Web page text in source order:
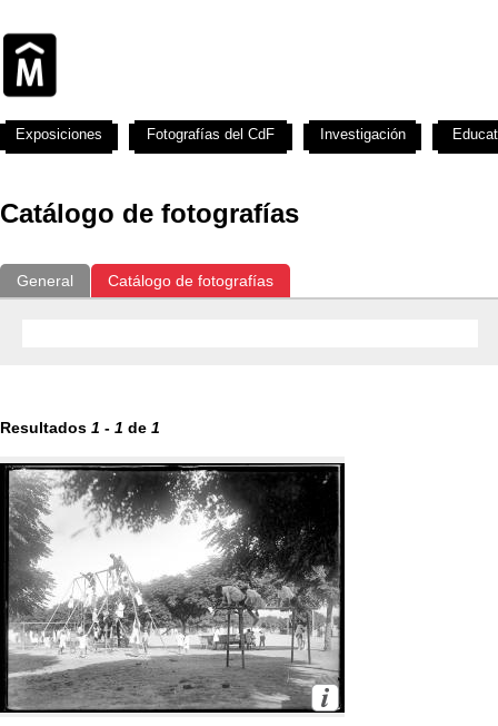
Catálogo de fotografías
General Catálogo de fotografías
Resultados 1 - 1 de 1
Exposiciones Fotografías del CdF Investigación